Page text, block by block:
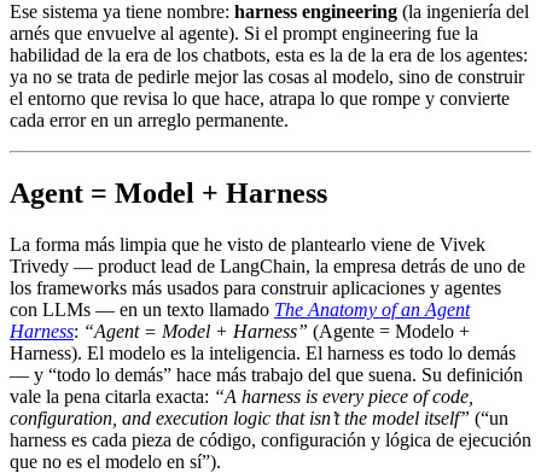
Ese sistema ya tiene nombre: harness engineering (la ingeniería del
arnés que envuelve al agente). Si el prompt engineering fue la
habilidad de la era de los chatbots, esta es la de la era de los agentes:
ya no se trata de pedirle mejor las cosas al modelo, sino de construir
el entorno que revisa lo que hace, atrapa lo que rompe y convierte
cada error en un arreglo permanente.
Agent = Model + Harness
La forma más limpia que he visto de plantearlo viene de Vivek
Trivedy — product lead de LangChain, la empresa detrás de uno de
los frameworks más usados para construir aplicaciones y agentes
con LLMs — en un texto llamado The Anatomy of an Agent
Harness: “Agent = Model + Harness” (Agente = Modelo +
Harness). El modelo es la inteligencia. El harness es todo lo demás
— y “todo lo demás” hace más trabajo del que suena. Su definición
vale la pena citarla exacta: “A harness is every piece of code,
configuration, and execution logic that isn’t the model itself” (“un
harness es cada pieza de código, configuración y lógica de ejecución
que no es el modelo en sí”).